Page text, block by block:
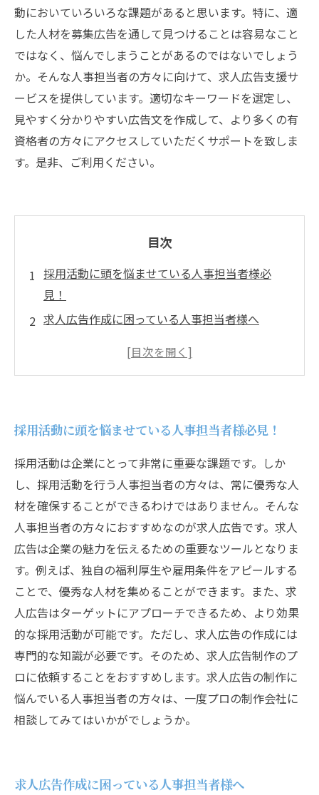
動においていろいろな課題があると思います。特に、適
した人材を募集広告を通して見つけることは容易なこと
ではなく、悩んでしまうことがあるのではないでしょう
か。そんな人事担当者の方々に向けて、求人広告支援サ
ービスを提供しています。適切なキーワードを選定し、
見やすく分かりやすい広告文を作成して、より多くの有
資格者の方々にアクセスしていただくサポートを致しま
す。是非、ご利用ください。
目次
採用活動に頭を悩ませている人事担当者様必
見！
求人広告作成に困っている人事担当者様へ
採用課題に苦しむ企業様へ
採用活動に頭を悩ませている人事担当者様必見！
採用活動は企業にとって非常に重要な課題です。しか
し、採用活動を行う人事担当者の方々は、常に優秀な人
材を確保することができるわけではありません。そんな
人事担当者の方々におすすめなのが求人広告です。求人
広告は企業の魅力を伝えるための重要なツールとなりま
す。例えば、独自の福利厚生や雇用条件をアピールする
ことで、優秀な人材を集めることができます。また、求
人広告はターゲットにアプローチできるため、より効果
的な採用活動が可能です。ただし、求人広告の作成には
専門的な知識が必要です。そのため、求人広告制作のプ
ロに依頼することをおすすめします。求人広告の制作に
悩んでいる人事担当者の方々は、一度プロの制作会社に
相談してみてはいかがでしょうか。
求人広告作成に困っている人事担当者様へ